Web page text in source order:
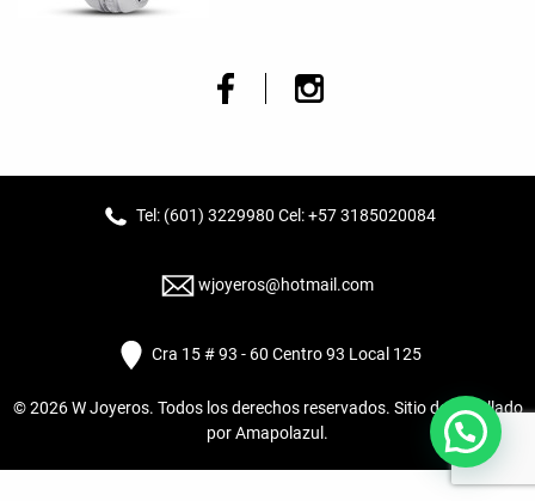
Tel: (601) 3229980 Cel: +57 3185020084
wjoyeros@hotmail.com
Cra 15 # 93 - 60 Centro 93 Local 125
© 2026W Joyeros. Todos los derechos reservados. Sitio desarrollado
porAmapolazul .